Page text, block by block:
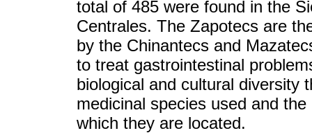
total of 485 were found in the
Centrales. The Zapotecs are
by the Chinantecs and
to treat gastrointestinal
biological and cultural diversity
medicinal species used and
which they are located.